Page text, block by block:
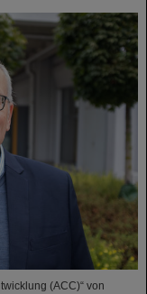
(ACC)“ von